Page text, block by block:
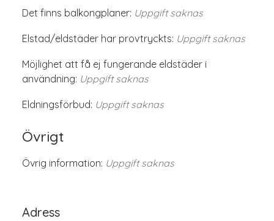
Det finns balkongplaner: Uppgift saknas
Elstad/eldstäder har provtryckts: Uppgift saknas
Möjlighet att få ej fungerande eldstäder i
användning: Uppgift saknas
Eldningsförbud: Uppgift saknas
Övrigt
Övrig information: Uppgift saknas
Adress